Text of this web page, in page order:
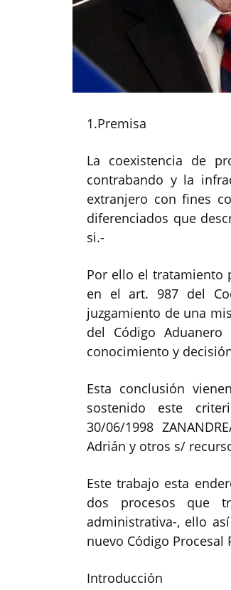
1.Premisa
La coexistencia de
contrabando y la
extranjero con fines
diferenciados que
si.-
Por ello el tratamiento
en el art. 987 del
juzgamiento de una
del Código
conocimiento y
Esta conclusión
sostenido este
30/06/1998
Adrián y otros s/
Este trabajo esta
dos procesos que
administrativa-, ello
nuevo Código Procesal
Introducción